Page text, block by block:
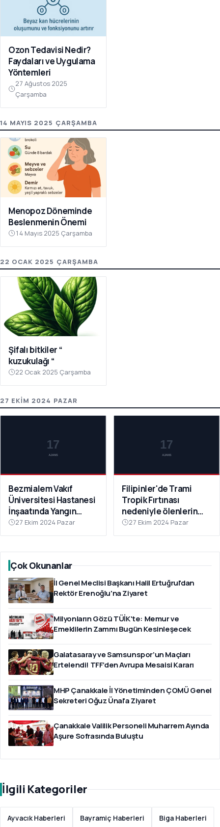
Ozon Tedavisi Nedir?
Faydaları ve Uygulama
Yöntemleri
27 Ağustos 2025
Çarşamba
14 MAYIS 2025 ÇARŞAMBA
Menopoz Döneminde
Beslenmenin Önemi
14 Mayıs 2025 Çarşamba
22 OCAK 2025 ÇARŞAMBA
Şifalı bitkiler “
kuzukulağı “
22 Ocak 2025 Çarşamba
27 EKIM 2024 PAZAR
Bezmialem Vakıf
Üniversitesi Hastanesi
İnşaatında Yangın
Paniğe Neden Oldu
27 Ekim 2024 Pazar
Filipinler'de Trami
Tropik Fırtınası
nedeniyle ölenlerin
sayısı 126'ya yükseldi
27 Ekim 2024 Pazar
Çok Okunanlar
İl Genel Meclisi Başkanı Halil Ertuğrul'dan
Rektör Erenoğlu'na Ziyaret
Milyonların Gözü TÜİK'te: Memur ve
Emeklilerin Zammı Bugün Kesinleşecek
Galatasaray ve Samsunspor’un Maçları
Ertelendi! TFF’den Avrupa Mesaisi Kararı
MHP Çanakkale İl Yönetiminden ÇOMÜ Genel
Sekreteri Oğuz Ünal'a Ziyaret
Çanakkale Valilik Personeli Muharrem Ayında
Aşure Sofrasında Buluştu
İlgili Kategoriler
Ayvacık Haberleri Bayramiç Haberleri Biga Haberleri